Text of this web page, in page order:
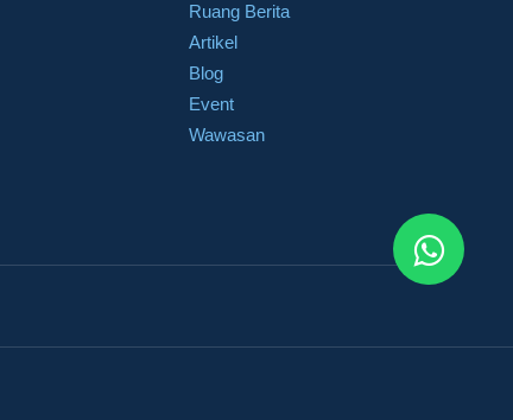
Ruang Berita
Artikel
Blog
Event
Wawasan